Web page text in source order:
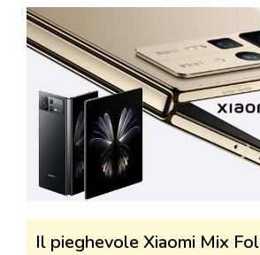
Il pieghevole Xiaomi Mix